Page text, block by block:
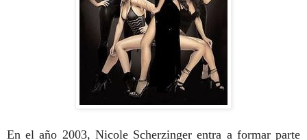
En el año 2003, Nicole Scherzinger entra a formar parte